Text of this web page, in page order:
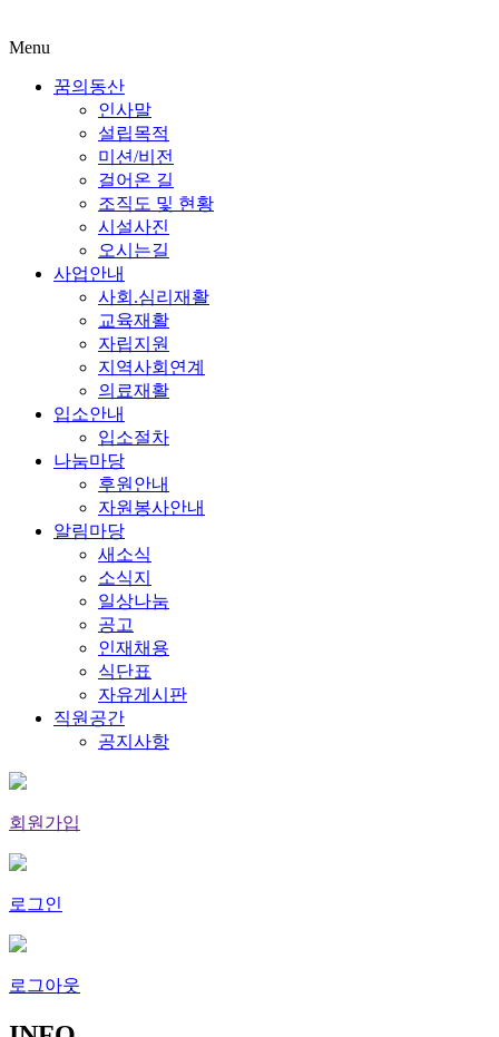
Menu
꿈의동산
인사말
설립목적
미션/비전
걸어온 길
조직도 및 현황
시설사진
오시는길
사업안내
사회.심리재활
교육재활
자립지원
지역사회연계
의료재활
입소안내
입소절차
나눔마당
후원안내
자원봉사안내
알림마당
새소식
소식지
일상나눔
공고
인재채용
식단표
자유게시판
직원공간
공지사항
회원가입
로그인
로그아웃